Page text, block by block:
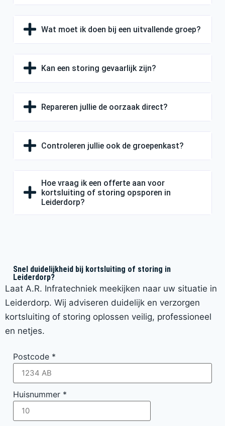
Wat moet ik doen bij een uitvallende groep?
Kan een storing gevaarlijk zijn?
Repareren jullie de oorzaak direct?
Controleren jullie ook de groepenkast?
Hoe vraag ik een offerte aan voor
kortsluiting of storing opsporen in
Leiderdorp?
Snel duidelijkheid bij kortsluiting of storing in
Leiderdorp?
Laat A.R. Infratechniek meekijken naar uw situatie in
Leiderdorp. Wij adviseren duidelijk en verzorgen
kortsluiting of storing oplossen veilig, professioneel
en netjes.
Postcode *
Huisnummer *